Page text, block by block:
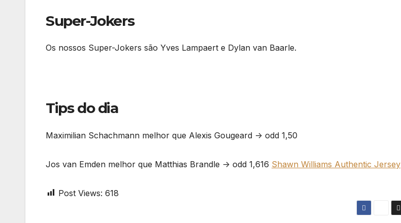
Super-Jokers
Os nossos Super-Jokers são Yves Lampaert e Dylan van Baarle.
Tips do dia
Maximilian Schachmann melhor que Alexis Gougeard -> odd 1,50
Jos van Emden melhor que Matthias Brandle -> odd 1,616 Shawn Williams Authentic Jersey
Post Views: 618